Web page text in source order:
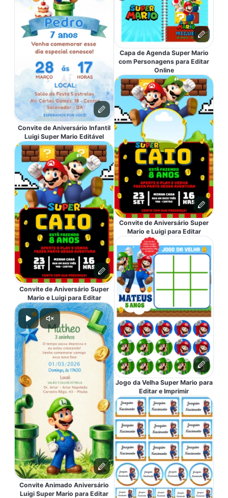
Convite de Aniversário Infantil
Luigi Super Mario Editável
Convite de Aniversário Super
Mario e Luigi para Editar
Convite Animado Aniversário
Luigi Super Mario para Editar
Capa de Agenda Super Mario
com Personagens para Editar
Online
Convite de Aniversário Super
Mario e Luigi para Editar
Jogo da Velha Super Mario para
Editar e Imprimir